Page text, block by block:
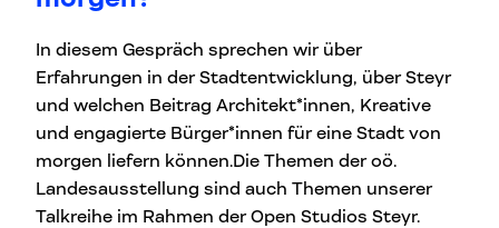
In diesem Gespräch sprechen wir über
Erfahrungen in der Stadtentwicklung, über Steyr
und welchen Beitrag Architekt*innen, Kreative
und engagierte Bürger*innen für eine Stadt von
morgen liefern können.Die Themen der oö.
Landesausstellung sind auch Themen unserer
Talkreihe im Rahmen der Open Studios Steyr.